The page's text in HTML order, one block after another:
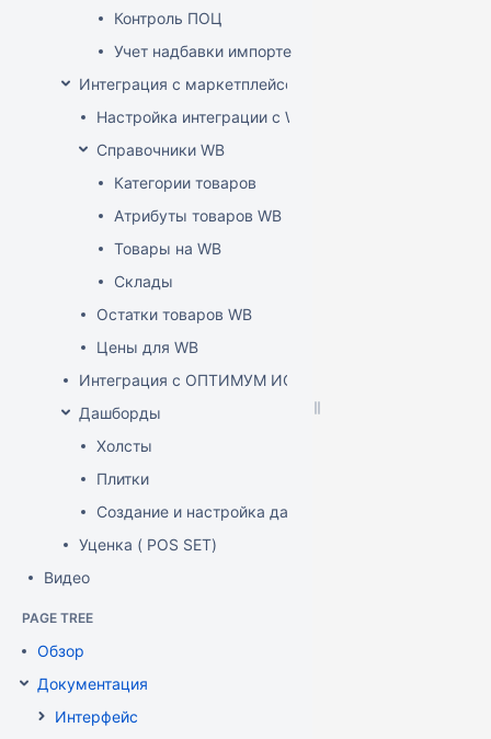
Контроль ПОЦ
Учет надбавки импортера в расценке (по
Интеграция с маркетплейсом Wildberries
Настройка интеграции с WB API
Справочники WB
Категории товаров
Атрибуты товаров WB
Товары на WB
Склады
Остатки товаров WB
Цены для WB
Интеграция с ОПТИМУМ ИСУМТ
Дашборды
Холсты
Плитки
Создание и настройка дашборда
Уценка ( POS SET)
Видео
PAGE TREE
Обзор
Документация
Интерфейс